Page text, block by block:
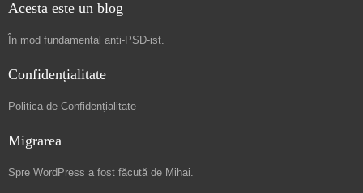
Acesta este un blog
În mod fundamental anti-PSD-ist.
Confidențialitate
Politica de Confidențialitate
Migrarea
Spre WordPress a fost făcută de Mihai.